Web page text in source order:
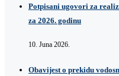
Potpisani ugovori za
za 2026. godinu
10. Juna 2026.
Obavijest o prekidu